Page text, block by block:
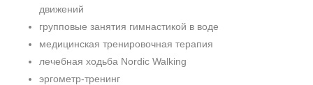
движений
групповые занятия гимнастикой в воде
медицинская тренировочная терапия
лечебная ходьба Nordic Walking
эргометр-тренинг